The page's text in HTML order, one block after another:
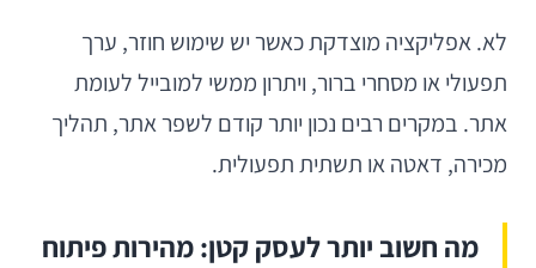
לא. אפליקציה מוצדקת כאשר יש שימוש חוזר, ערך
תפעולי או מסחרי ברור, ויתרון ממשי למובייל לעומת
אתר. במקרים רבים נכון יותר קודם לשפר אתר, תהליך
מכירה, דאטה או תשתית תפעולית.
מה חשוב יותר לעסק קטן: מהירות פיתוח